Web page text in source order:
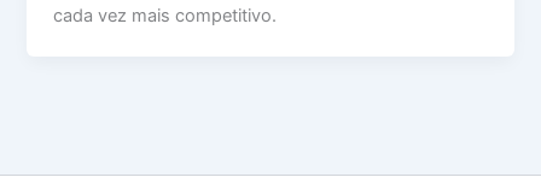
cada vez mais competitivo.